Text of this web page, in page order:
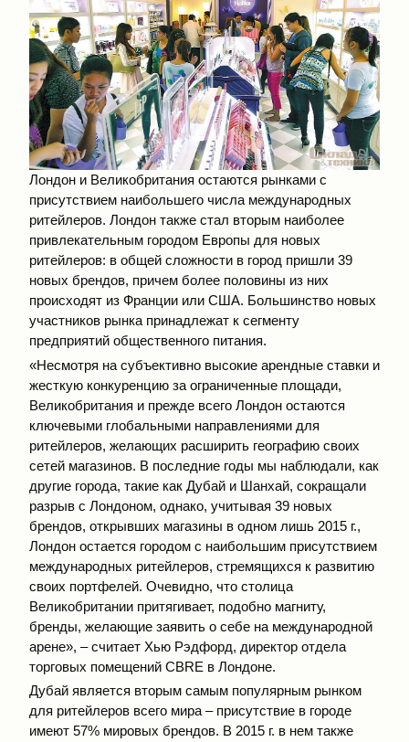
Лондон и Великобритания остаются рынками с
присутствием наибольшего числа международных
ритейлеров. Лондон также стал вторым наиболее
привлекательным городом Европы для новых
ритейлеров: в общей сложности в город пришли 39
новых брендов, причем более половины из них
происходят из Франции или США. Большинство новых
участников рынка принадлежат к сегменту
предприятий общественного питания.
«Несмотря на субъективно высокие арендные ставки и
жесткую конкуренцию за ограниченные площади,
Великобритания и прежде всего Лондон остаются
ключевыми глобальными направлениями для
ритейлеров, желающих расширить географию своих
сетей магазинов. В последние годы мы наблюдали, как
другие города, такие как Дубай и Шанхай, сокращали
разрыв с Лондоном, однако, учитывая 39 новых
брендов, открывших магазины в одном лишь 2015 г.,
Лондон остается городом с наибольшим присутствием
международных ритейлеров, стремящихся к развитию
своих портфелей. Очевидно, что столица
Великобритании притягивает, подобно магниту,
бренды, желающие заявить о себе на международной
арене», – считает Хью Рэдфорд, директор отдела
торговых помещений CBRE в Лондоне.
Дубай является вторым самым популярным рынком
для ритейлеров всего мира – присутствие в городе
имеют 57% мировых брендов. В 2015 г. в нем также